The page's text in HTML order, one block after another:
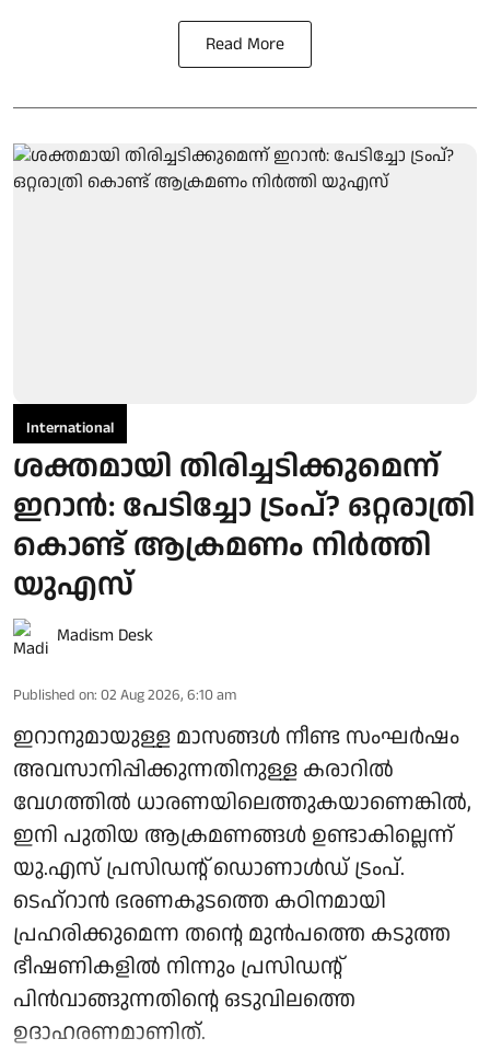
Read More
International
ശക്തമായി തിരിച്ചടിക്കുമെന്ന്
ഇറാൻ: പേടിച്ചോ ട്രംപ്? ഒറ്റരാത്രി
കൊണ്ട് ആക്രമണം നിർത്തി
യുഎസ്
Madism Desk
Published on: 02 Aug 2026, 6:10 am
ഇറാനുമായുള്ള മാസങ്ങൾ നീണ്ട സംഘർഷം
അവസാനിപ്പിക്കുന്നതിനുള്ള കരാറിൽ
വേഗത്തിൽ ധാരണയിലെത്തുകയാണെങ്കിൽ,
ഇനി പുതിയ ആക്രമണങ്ങൾ ഉണ്ടാകില്ലെന്ന്
യു.എസ് പ്രസിഡന്റ് ഡൊണാൾഡ് ട്രംപ്.
ടെഹ്റാൻ ഭരണകൂടത്തെ കഠിനമായി
പ്രഹരിക്കുമെന്ന തന്റെ മുൻപത്തെ കടുത്ത
ഭീഷണികളിൽ നിന്നും പ്രസിഡന്റ്
പിൻവാങ്ങുന്നതിന്റെ ഒടുവിലത്തെ
ഉദാഹരണമാണിത്.